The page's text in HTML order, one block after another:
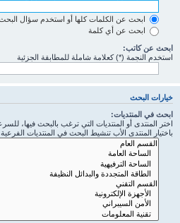
ابحث عن الكلمات كلها أو استخدم سؤال
ابحث عن أي كلمة
ابحث عن كاتب:
استخدم النجمة (*) كعلامة شاملة للمطابقة الجزئية
خيارات البحث
ابحث في المنتديات:
اختر المنتدى أو المنتديات التي ترغب بالبحث فيها،
باختيار المنتدى الأب تنشيط البحث في المنتديات الفرعية